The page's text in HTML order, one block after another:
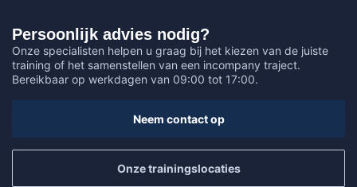
Persoonlijk advies nodig?
Onze specialisten helpen u graag bij het kiezen van de juiste
training of het samenstellen van een incompany traject.
Bereikbaar op werkdagen van 09:00 tot 17:00.
Neem contact op
Onze trainingslocaties